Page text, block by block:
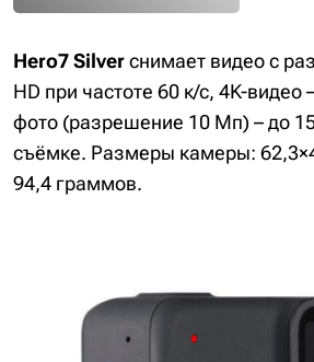
Hero7 Silverснимает видео с
HD при частоте 60 к/с, 4K-видео
фото (разрешение 10 Мп) – до
съёмке. Размеры камеры:
94,4 граммов.